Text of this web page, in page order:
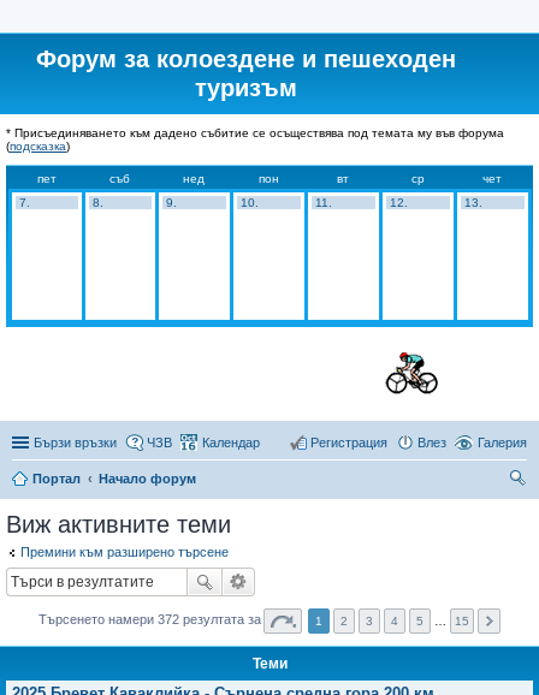
Форум за колоездене и пешеходен
туризъм
* Присъединяването към дадено събитие се осъществява под темата му във форума
(подсказка)
пет съб нед пон вт ср
чет
7.
8. 9. 10. 11. 12. 13.
Бързи връзки Галерия
ЧЗВ Календар Влез
Регистрация
Портал
Начало форум
Виж активните теми
Премини към разширено търсене
Търсенето намери 372 резултата за 1 2 3 4 5 15
Теми